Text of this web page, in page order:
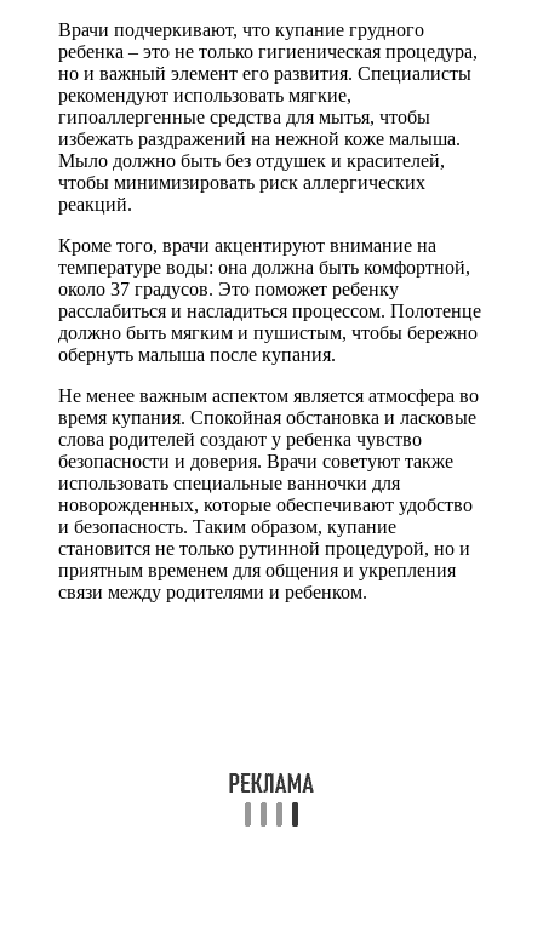
Врачи подчеркивают, что купание грудного
ребенка – это не только гигиеническая процедура,
но и важный элемент его развития. Специалисты
рекомендуют использовать мягкие,
гипоаллергенные средства для мытья, чтобы
избежать раздражений на нежной коже малыша.
Мыло должно быть без отдушек и красителей,
чтобы минимизировать риск аллергических
реакций.
Кроме того, врачи акцентируют внимание на
температуре воды: она должна быть комфортной,
около 37 градусов. Это поможет ребенку
расслабиться и насладиться процессом. Полотенце
должно быть мягким и пушистым, чтобы бережно
обернуть малыша после купания.
Не менее важным аспектом является атмосфера во
время купания. Спокойная обстановка и ласковые
слова родителей создают у ребенка чувство
безопасности и доверия. Врачи советуют также
использовать специальные ванночки для
новорожденных, которые обеспечивают удобство
и безопасность. Таким образом, купание
становится не только рутинной процедурой, но и
приятным временем для общения и укрепления
связи между родителями и ребенком.